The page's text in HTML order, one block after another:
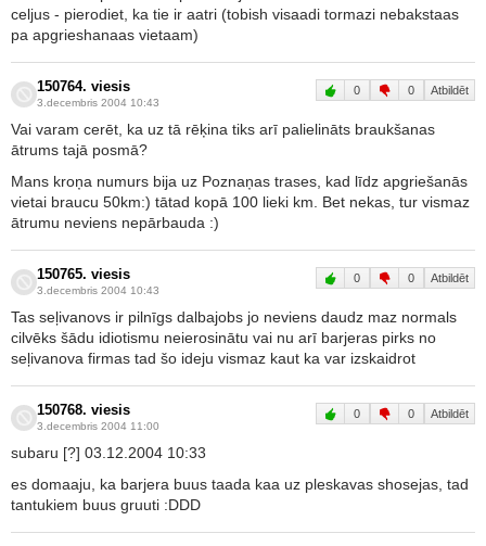
celjus - pierodiet, ka tie ir aatri (tobish visaadi tormazi nebakstaas
pa apgrieshanaas vietaam)
150764. viesis
3.decembris 2004 10:43
0 0 Atbildēt
Vai varam cerēt, ka uz tā rēķina tiks arī palielināts braukšanas
ātrums tajā posmā?
Mans kroņa numurs bija uz Poznaņas trases, kad līdz apgriešanās
vietai braucu 50km:) tātad kopā 100 lieki km. Bet nekas, tur vismaz
ātrumu neviens nepārbauda :)
150765. viesis
3.decembris 2004 10:43
0 0 Atbildēt
Tas seļivanovs ir pilnīgs dalbajobs jo neviens daudz maz normals
cilvēks šādu idiotismu neierosinātu vai nu arī barjeras pirks no
seļivanova firmas tad šo ideju vismaz kaut ka var izskaidrot
150768. viesis
3.decembris 2004 11:00
0 0 Atbildēt
subaru [?] 03.12.2004 10:33
es domaaju, ka barjera buus taada kaa uz pleskavas shosejas, tad
tantukiem buus gruuti :DDD